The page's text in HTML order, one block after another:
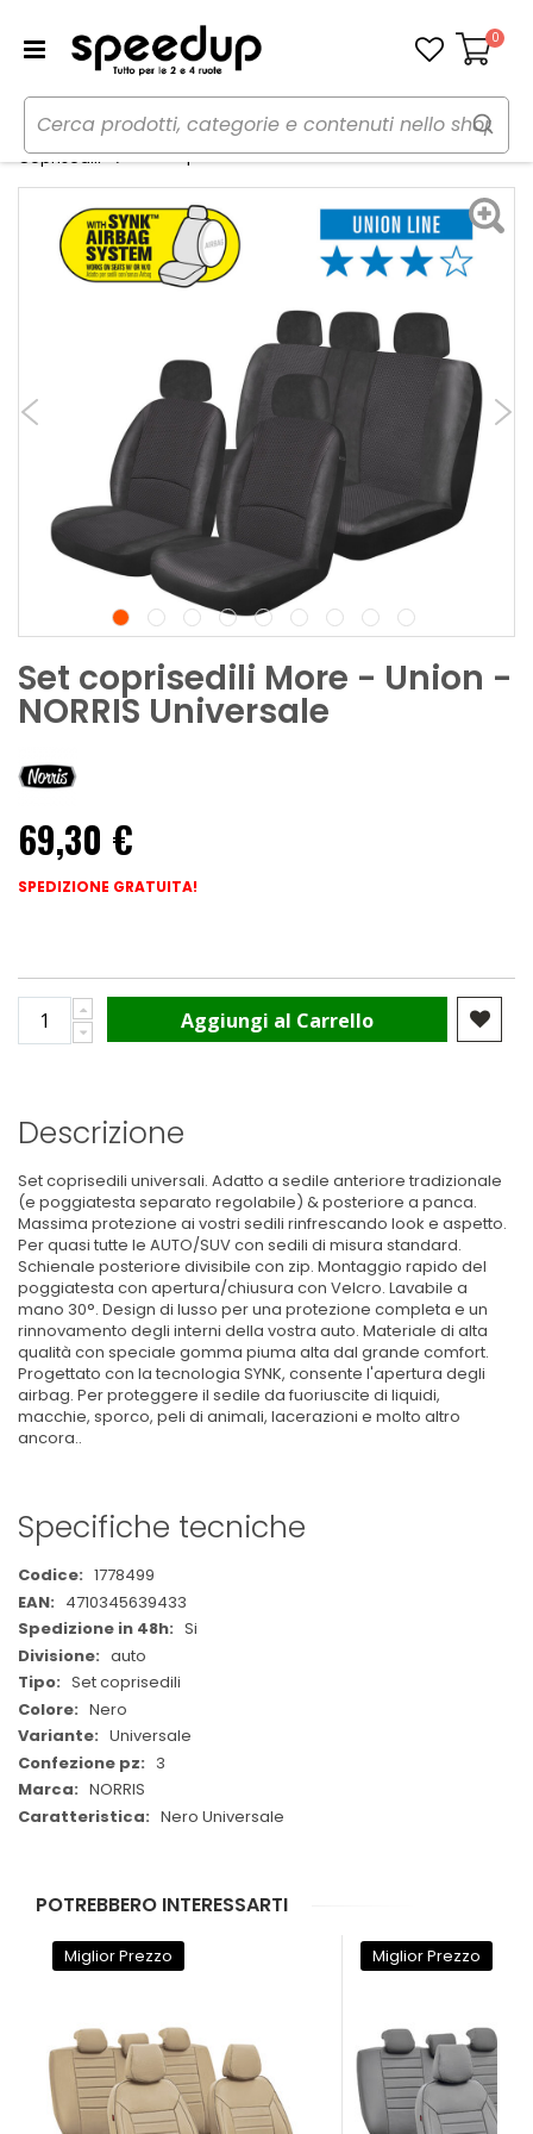
Carrello
0
Home Auto
Accessori interni e comfort
Coprisedili
Set coprisedili More - Union - NORRIS
Set coprisedili More - Union -
NORRIS Universale
69,30 €
SPEDIZIONE GRATUITA!
Aggiungi al Carrello
Descrizione
Set coprisedili universali. Adatto a sedile anteriore tradizionale
(e poggiatesta separato regolabile) & posteriore a panca.
Massima protezione ai vostri sedili rinfrescando look e aspetto.
Per quasi tutte le AUTO/SUV con sedili di misura standard.
Schienale posteriore divisibile con zip. Montaggio rapido del
poggiatesta con apertura/chiusura con Velcro. Lavabile a
mano 30°. Design di lusso per una protezione completa e un
rinnovamento degli interni della vostra auto. Materiale di alta
qualità con speciale gomma piuma alta dal grande comfort.
Progettato con la tecnologia SYNK, consente l'apertura degli
airbag. Per proteggere il sedile da fuoriuscite di liquidi,
macchie, sporco, peli di animali, lacerazioni e molto altro
ancora..
Specifiche tecniche
Maggiori
Informazioni
1778499
4710345639433
Si
auto
Set coprisedili
Nero
Universale
3
NORRIS
Nero Universale
POTREBBERO INTERESSARTI
Miglior Prezzo Miglior Prezzo